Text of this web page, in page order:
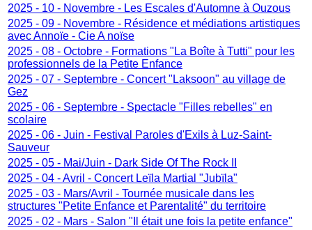
2025 - 10 - Novembre - Les Escales d'Automne à Ouzous
2025 - 09 - Novembre - Résidence et médiations artistiques
avec Annoïe - Cie A noïse
2025 - 08 - Octobre - Formations "La Boîte à Tutti" pour les
professionnels de la Petite Enfance
2025 - 07 - Septembre - Concert "Laksoon" au village de
Gez
2025 - 06 - Septembre - Spectacle "Filles rebelles" en
scolaire
2025 - 06 - Juin - Festival Paroles d'Exils à Luz-Saint-
Sauveur
2025 - 05 - Mai/Juin - Dark Side Of The Rock II
2025 - 04 - Avril - Concert Leïla Martial "Jubïla"
2025 - 03 - Mars/Avril - Tournée musicale dans les
structures "Petite Enfance et Parentalité" du territoire
2025 - 02 - Mars - Salon "Il était une fois la petite enfance"